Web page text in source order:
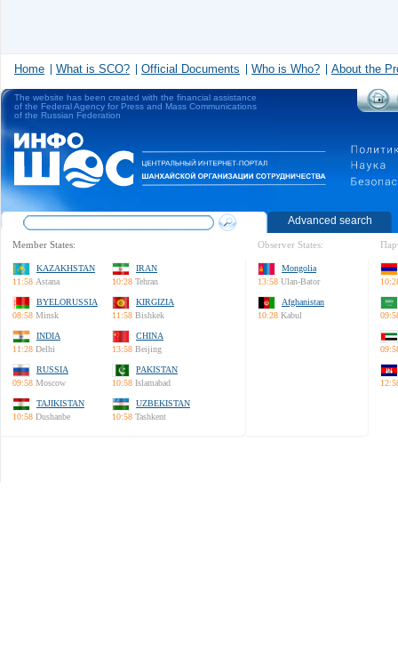
Home What is SCO? Official Documents Who is Who? About the
The website has been created with the financial assistance
of the Federal Agency for Press and Mass Communications
of the Russian Federation
Advanced search
Member States:
KAZAKHSTAN
11:58 Astana
IRAN
10:28 Tehran
BYELORUSSIA
08:58 Minsk
KIRGIZIA
11:58 Bishkek
INDIA
11:28 Delhi
CHINA
13:58 Beijing
RUSSIA
09:58 Moscow
PAKISTAN
10:58 Islamabad
TAJIKISTAN
10:58 Dushanbe
UZBEKISTAN
10:58 Tashkent
Observer States:
Mongolia
13:58 Ulan-Bator
Afghanistan
10:28 Kabul